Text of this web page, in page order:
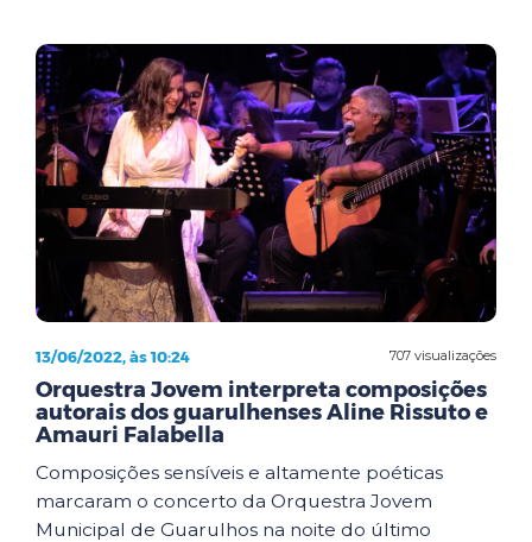
707 visualizações
13/06/2022, às 10:24
Orquestra Jovem interpreta composições
autorais dos guarulhenses Aline Rissuto e
Amauri Falabella
Composições sensíveis e altamente poéticas
marcaram o concerto da Orquestra Jovem
Municipal de Guarulhos na noite do último